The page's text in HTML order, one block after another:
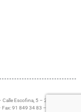
Escofina, 5 – 28400
Fax: 91 849 34 83 –